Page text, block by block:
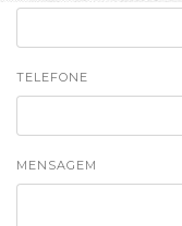
TELEFONE
MENSAGEM